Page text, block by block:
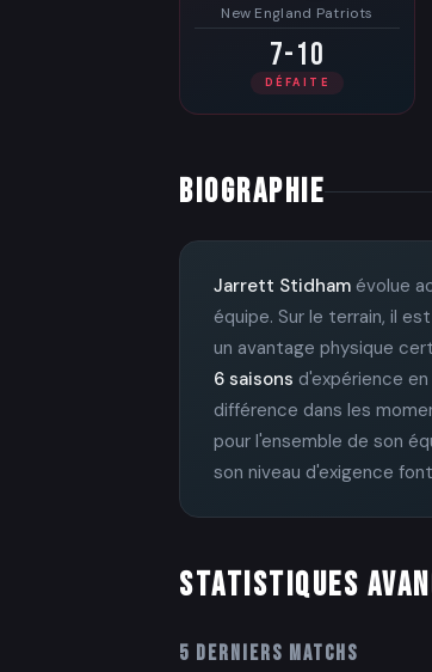
New England Patriots
7-10
DÉFAITE
BIOGRAPHIE
Jarrett Stidham évolue
équipe. Sur le terrain, il
un avantage physique
6 saisons d'expérience
différence dans les
pour l'ensemble de son
son niveau d'exigence
STATISTIQUES
5 DERNIERS MATCHS